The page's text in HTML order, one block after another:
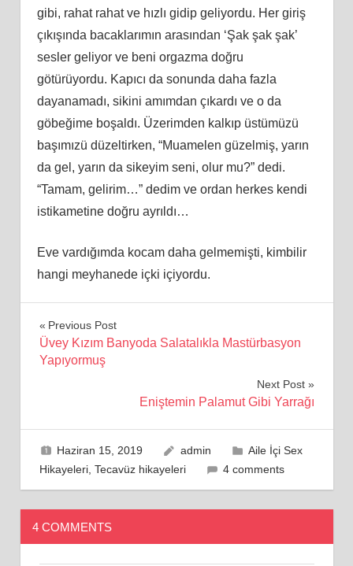
gibi, rahat rahat ve hızlı gidip geliyordu. Her giriş
çıkışında bacaklarımın arasından ‘Şak şak şak’
sesler geliyor ve beni orgazma doğru
götürüyordu. Kapıcı da sonunda daha fazla
dayanamadı, sikini amımdan çıkardı ve o da
göbeğime boşaldı. Üzerimden kalkıp üstümüzü
başımızü düzeltirken, “Muamelen güzelmiş, yarın
da gel, yarın da sikeyim seni, olur mu?” dedi.
“Tamam, gelirim…” dedim ve ordan herkes kendi
istikametine doğru ayrıldı…
Eve vardığımda kocam daha gelmemişti, kimbilir
hangi meyhanede içki içiyordu.
Yazı
gezinmesi
Previous Post
Üvey Kızım Banyoda Salatalıkla Mastürbasyon
Yapıyormuş
Next Post
Eniştemin Palamut Gibi Yarrağı
Haziran 15, 2019 admin
Aile İçi Sex
Hikayeleri, Tecavüz hikayeleri 4 comments
4 COMMENTS